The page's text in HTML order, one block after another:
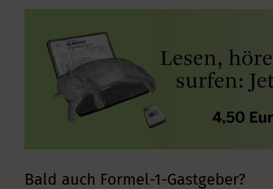
Bald auch Formel-1-Gastgeber?